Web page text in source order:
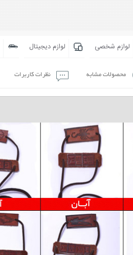
لوازم شخصی لوازم دیجیتال
محصولات مشابه نظرات کاربرات